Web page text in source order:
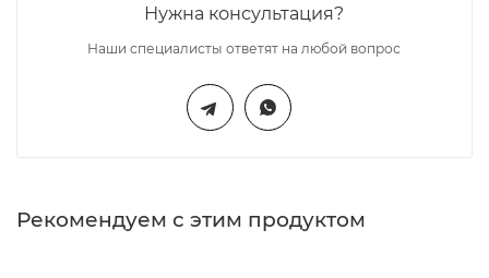
Нужна консультация?
Наши специалисты ответят на любой вопрос
Рекомендуем с этим продуктом